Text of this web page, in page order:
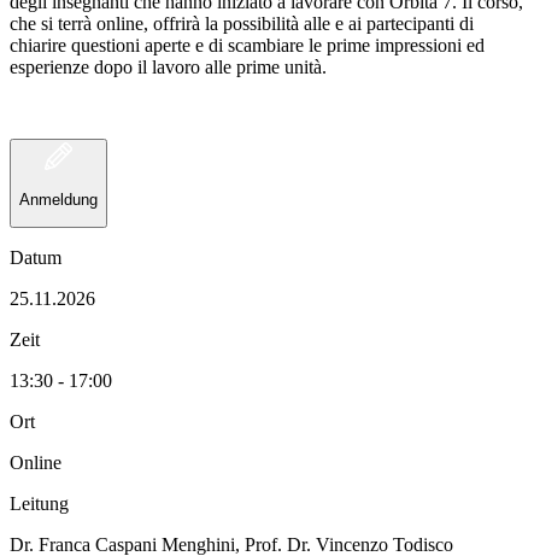
che si terrà online, offrirà la possibilità alle e ai partecipanti di
chiarire questioni aperte e di scambiare le prime impressioni ed
esperienze dopo il lavoro alle prime unità.
Anmeldung
Datum
25.11.2026
Zeit
13:30 - 17:00
Ort
Online
Leitung
Dr. Franca Caspani Menghini, Prof. Dr. Vincenzo Todisco